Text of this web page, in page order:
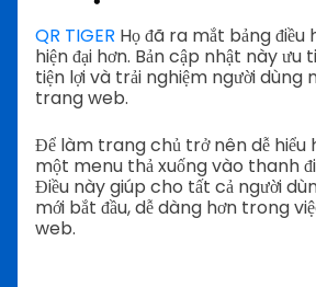
QR TIGER Họ đã ra mắt bảng điều
hiện đại hơn. Bản cập nhật này ưu
tiện lợi và trải nghiệm người
trang web.
Để làm trang chủ trở nên dễ hiểu
một menu thả xuống vào thanh
Điều này giúp cho tất cả người
mới bắt đầu, dễ dàng hơn trong
web.